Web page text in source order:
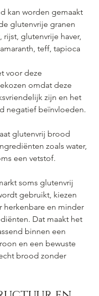
kan worden gemaakt
glutenvrije granen
rijst, glutenvrije haver,
teff, tapioca
voor deze
omdat deze
zijn en het
negatief beïnvloeden.
glutenvrij brood
zoals water,
een vetstof.
soms glutenvrij
gebruikt, kiezen
herkenbare en minder
Dat maakt het
binnen een
en een bewuste
brood zonder